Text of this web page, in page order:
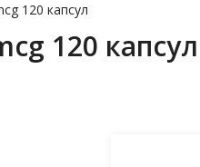
120 капсул
120 капсул